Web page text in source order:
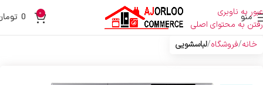
عبور به ناوبری
رفتن به محتوای اصلی
منو 0
0
خانه فروشگاه لباسشویی